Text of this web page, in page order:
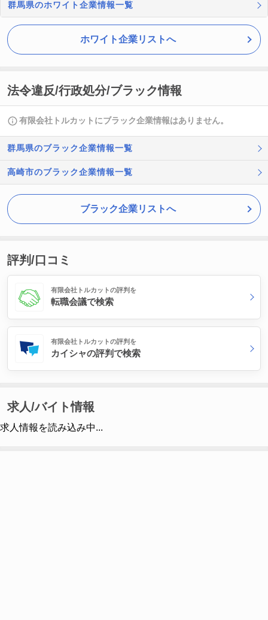
群馬県のホワイト企業情報一覧
ホワイト企業リストへ
法令違反/行政処分/ブラック情報
有限会社トルカットにブラック企業情報はありません。
群馬県のブラック企業情報一覧
高崎市のブラック企業情報一覧
ブラック企業リストへ
評判/口コミ
有限会社トルカットの評判を
転職会議で検索
有限会社トルカットの評判を
カイシャの評判で検索
求人/バイト情報
求人情報を読み込み中...